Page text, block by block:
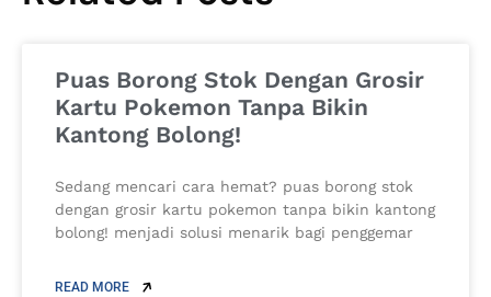
Puas Borong Stok Dengan Grosir
Kartu Pokemon Tanpa Bikin
Kantong Bolong!
Sedang mencari cara hemat? puas borong stok
dengan grosir kartu pokemon tanpa bikin kantong
bolong! menjadi solusi menarik bagi penggemar
READ MORE